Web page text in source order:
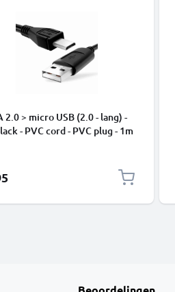
2.0 > micro USB (2.0 - lang) -
- PVC cord - PVC plug - 1m